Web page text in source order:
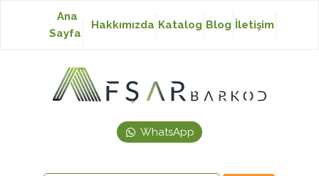
Baskısız Etiket
Ana
Sayfa
Hakkımızda Katalog Blog İletişim
WhatsApp